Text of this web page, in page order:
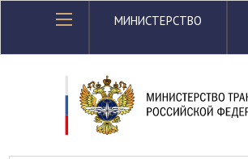
МИНИСТЕРСТВО